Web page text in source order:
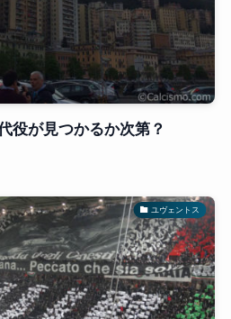
役が見つかるか次第？
ユヴェントス